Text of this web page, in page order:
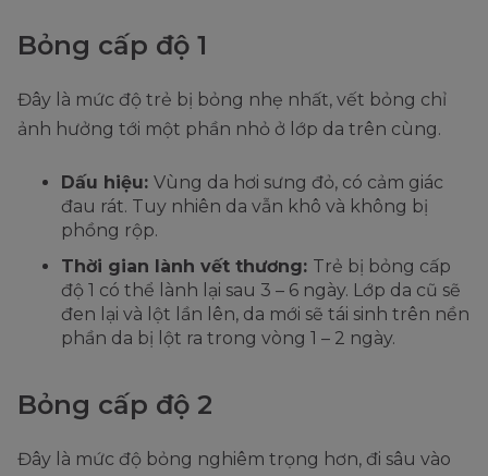
Bỏng cấp độ 1
Đây là mức độ trẻ bị bỏng nhẹ nhất, vết bỏng chỉ
ảnh hưởng tới một phần nhỏ ở lớp da trên cùng.
Dấu hiệu: Vùng da hơi sưng đỏ, có cảm giác
đau rát. Tuy nhiên da vẫn khô và không bị
phồng rộp.
Thời gian lành vết thương: Trẻ bị bỏng cấp
độ 1 có thể lành lại sau 3 – 6 ngày. Lớp da cũ sẽ
đen lại và lột lần lên, da mới sẽ tái sinh trên nền
phần da bị lột ra trong vòng 1 – 2 ngày.
Bỏng cấp độ 2
Đây là mức độ bỏng nghiêm trọng hơn, đi sâu vào